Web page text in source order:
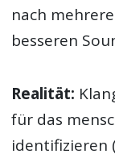
nach
besseren
Realität:
für das
identifizieren